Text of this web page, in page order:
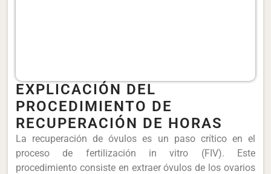
EXPLICACIÓN DEL
PROCEDIMIENTO DE
RECUPERACIÓN DE HORAS
La recuperación de óvulos es un paso crítico en el
proceso de fertilización in vitro (FIV). Este
procedimiento consiste en extraer óvulos de los ovarios